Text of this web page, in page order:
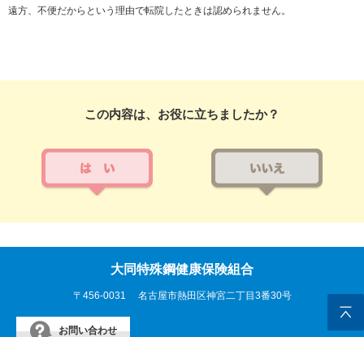
遠方、不便だからという理由で転院したときは認められません。
この内容は、お役に立ちましたか？
大同特殊鋼健康保険組合
〒456-0031 名古屋市熱田区神宮二丁目3番30号
お問い合わせ